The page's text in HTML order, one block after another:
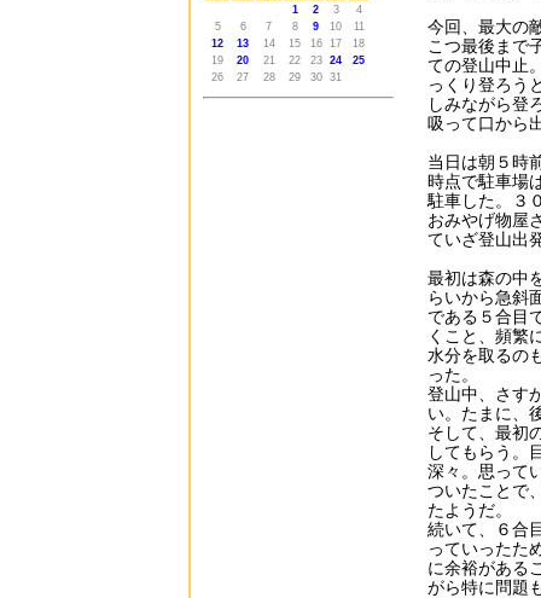
1
2 3
4
5
6 7 8 9 10
11
12
13 14 15 16 17
18
19
20 21 22 23 24
25
26
27 28 29 30 31
今回、最大の
こつ最後まで
ての登山中止
っくり登ろう
しみながら登
吸って口から
当日は朝５時
時点で駐車場
駐車した。３
おみやげ物屋
ていざ登山出
最初は森の中
らいから急斜
である５合目
くこと、頻繁
水分を取るの
った。
登山中、さす
い。たまに、
そして、最初
してもらう。
深々。思って
ついたことで
たようだ。
続いて、６合
っていったた
に余裕がある
がら特に問題